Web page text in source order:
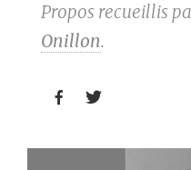
Propos recueillis
Onillon.
 